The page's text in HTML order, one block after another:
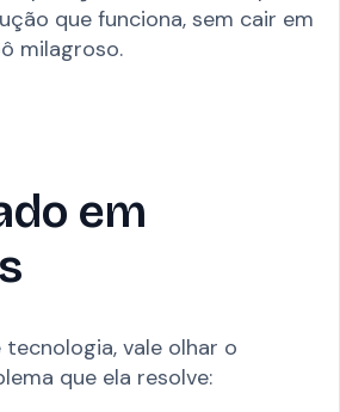
que funciona, sem cair em
milagroso.
em
vale olhar o
que ela resolve: